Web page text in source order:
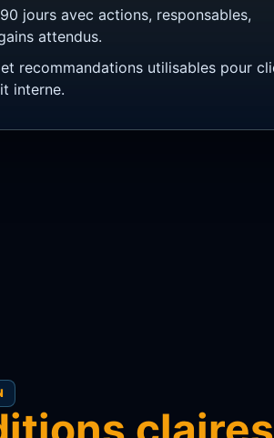
jours avec actions, responsables,
attendus.
recommandations utilisables pour
interne.